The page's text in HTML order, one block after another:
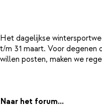
Het dagelijkse
t/m 31 maart. Voor degenen
willen posten, maken we
Naar het forum...